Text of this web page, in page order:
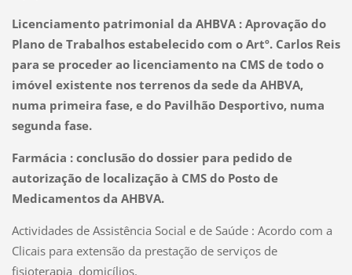
Licenciamento patrimonial da AHBVA : Aprovação do
Plano de Trabalhos estabelecido com o Artº. Carlos Reis
para se proceder ao licenciamento na CMS de todo o
imóvel existente nos terrenos da sede da AHBVA,
numa primeira fase, e do Pavilhão Desportivo, numa
segunda fase.
Farmácia : conclusão do dossier para pedido de
autorização de localização à CMS do Posto de
Medicamentos da AHBVA.
Actividades de Assistência Social e de Saúde : Acordo com a
Clicais para extensão da prestação de serviços de
fisioterapia domicílios.